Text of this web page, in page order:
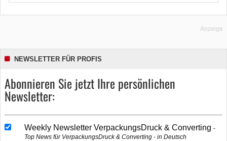
Anzeige
NEWSLETTER FÜR PROFIS
Abonnieren Sie jetzt Ihre persönlichen
Newsletter:
Weekly Newsletter VerpackungsDruck & Converting
Top News für VerpackungsDruck & Converting - in Deutsch